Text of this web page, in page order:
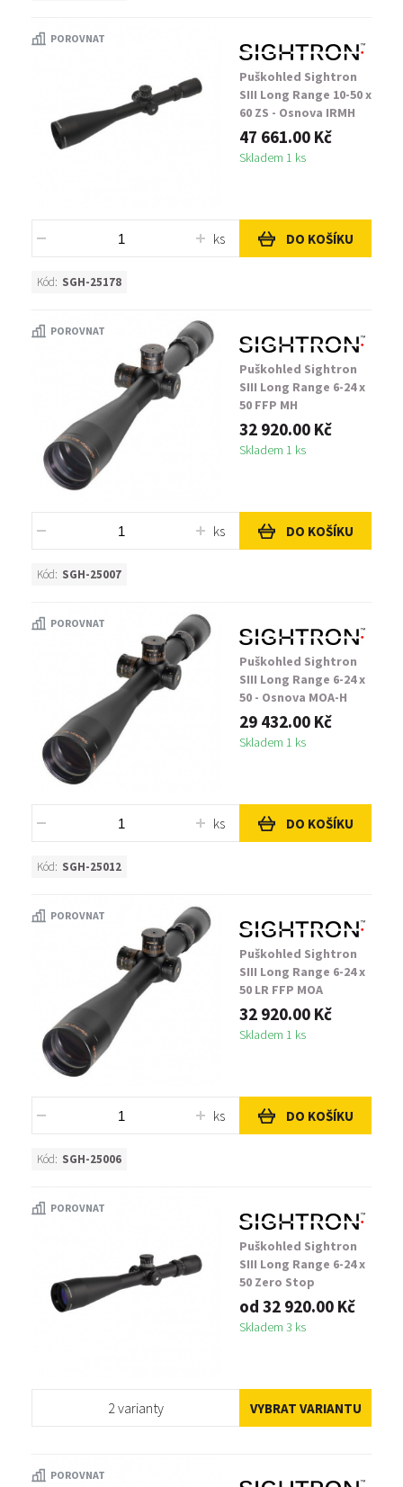
POROVNAT
Puškohled Sightron
SIII Long Range 10-50 x
60 ZS - Osnova IRMH
47 661.00 Kč
Skladem 1 ks
ks DO KOŠÍKU
Kód: SGH-25178
POROVNAT
Puškohled Sightron
SIII Long Range 6-24 x
50 FFP MH
32 920.00 Kč
Skladem 1 ks
ks DO KOŠÍKU
Kód: SGH-25007
POROVNAT
Puškohled Sightron
SIII Long Range 6-24 x
50 - Osnova MOA-H
29 432.00 Kč
Skladem 1 ks
ks DO KOŠÍKU
Kód: SGH-25012
POROVNAT
Puškohled Sightron
SIII Long Range 6-24 x
50 LR FFP MOA
32 920.00 Kč
Skladem 1 ks
ks DO KOŠÍKU
Kód: SGH-25006
POROVNAT
Puškohled Sightron
SIII Long Range 6-24 x
50 Zero Stop
od 32 920.00 Kč
Skladem 3 ks
2 varianty VYBRAT VARIANTU
POROVNAT